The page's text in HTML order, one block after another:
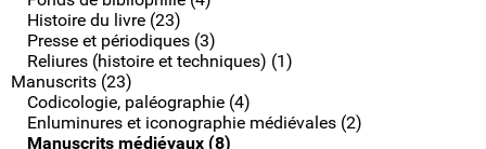
Histoire du livre (23)
Presse et périodiques (3)
Reliures (histoire et techniques) (1)
Manuscrits (23)
Codicologie, paléographie (4)
Enluminures et iconographie médiévales (2)
Manuscrits médiévaux (8)